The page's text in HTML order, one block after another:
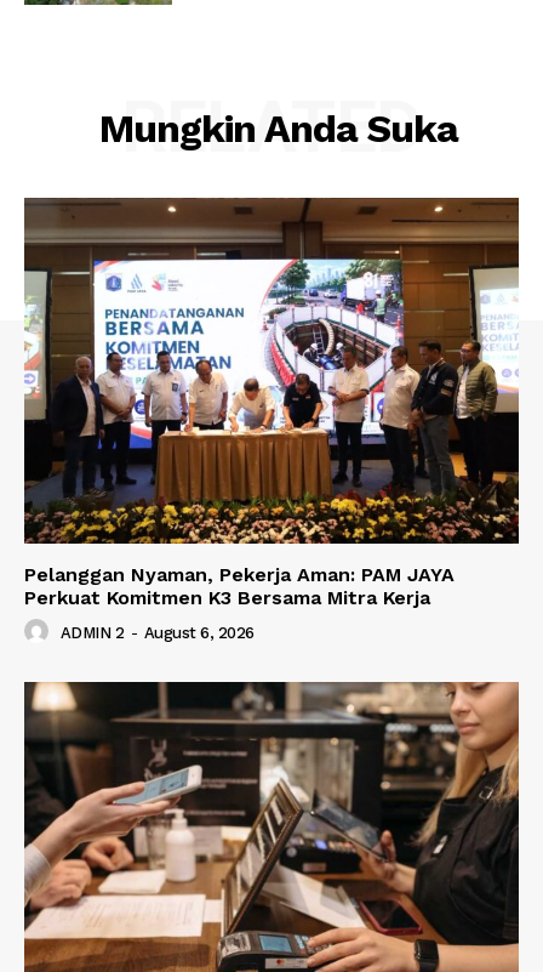
Mungkin Anda Suka
RELATED
Pelanggan Nyaman, Pekerja Aman: PAM JAYA
Perkuat Komitmen K3 Bersama Mitra Kerja
ADMIN 2 - August 6, 2026